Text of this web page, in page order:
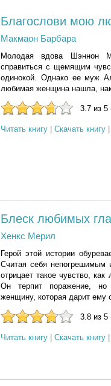
Благослови мою
Макмаон Барбара
Молодая вдова Шэннон
справиться с щемящим
одинокой. Однако ее муж
любимая женщина нашла,
3.7 из 5
Читать книгу Скачать книгу
Блеск любимых
Хенкс Мерил
Герой этой истории
Считая себя непогрешимым
отрицает такое чувство,
Он терпит поражение, но
женщину, которая дарит ему
3.8 из 5
Читать книгу Скачать книгу